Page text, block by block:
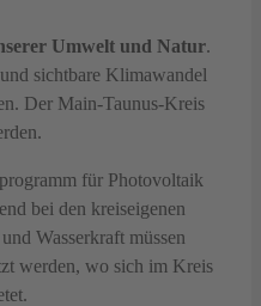
Umwelt und Natur.
sichtbare Klimawandel
Der Main-Taunus-Kreis
für Photovoltaik
bei den kreiseigenen
Wasserkraft müssen
werden, wo sich im Kreis